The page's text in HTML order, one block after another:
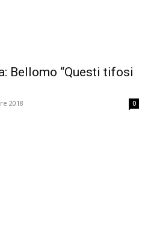
Bellomo “Questi tifosi
2018 0